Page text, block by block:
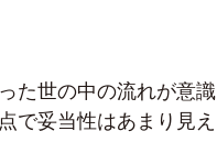
た世の中の流れが意識
で妥当性はあまり見え